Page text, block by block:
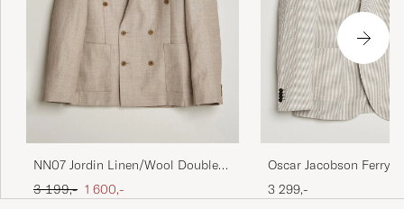
NN07 Jordin Linen/Wool Double
Breasted Blazer Khaki Melange
Ordinary pris
3 199,- Nedsat pris
1 600,-
Oscar Jacobson Ferry
Blazer Brindle Beige
3 299,-